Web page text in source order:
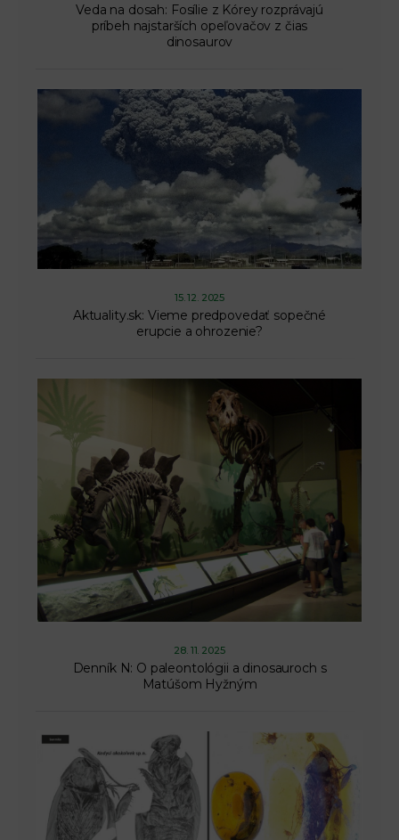
Veda na dosah: Fosílie z Kórey rozprávajú
príbeh najstarších opeľovačov z čias
dinosaurov
15. 12. 2025
Aktuality.sk: Vieme predpovedať sopečné
erupcie a ohrozenie?
28. 11. 2025
Denník N: O paleontológii a dinosauroch s
Matúšom Hyžným